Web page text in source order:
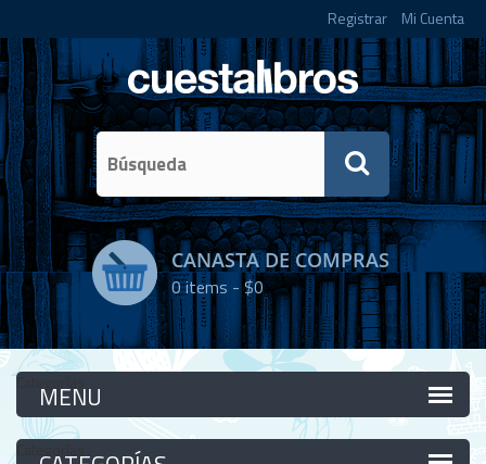
Registrar Mi Cuenta
CANASTA DE COMPRAS
0items -$0
Categorías
Categorías